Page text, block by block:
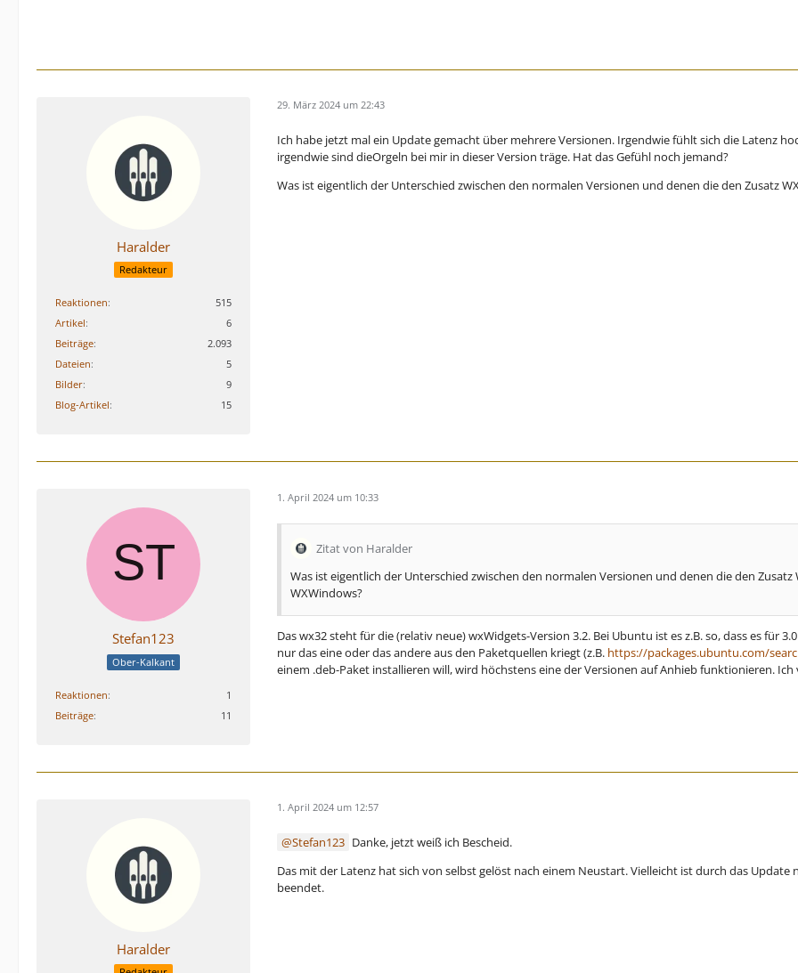
Haralder
Redakteur
Reaktionen
515
Artikel
6
Beiträge
2.093
Dateien
5
Bilder
9
Blog-Artikel
15
29. März 2024 um 22:43
Ich habe jetzt mal ein Update gemacht über mehrere Versionen. Irgendwie fühlt sich die Latenz
irgendwie sind dieOrgeln bei mir in dieser Version träge. Hat das Gefühl noch jemand?
Was ist eigentlich der Unterschied zwischen den normalen Versionen und denen die den Zusatz
Stefan123
Ober-Kalkant
Reaktionen
1
Beiträge
11
1. April 2024 um 10:33
Zitat von Haralder
Was ist eigentlich der Unterschied zwischen den normalen Versionen und denen die den
WXWindows?
Das wx32 steht für die (relativ neue) wxWidgets-Version 3.2. Bei Ubuntu ist es z.B. so, dass es für
nur das eine oder das andere aus den Paketquellen kriegt (z.B. https://packages.ubuntu.com/
einem .deb-Paket installieren will, wird höchstens eine der Versionen auf Anhieb funktionieren.
Haralder
1. April 2024 um 12:57
Stefan123 Danke, jetzt weiß ich Bescheid.
Das mit der Latenz hat sich von selbst gelöst nach einem Neustart. Vielleicht ist durch das
beendet.